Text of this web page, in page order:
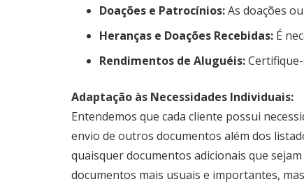
Doações e Patrocínios:As doações
Heranças e Doações Recebidas: É
Rendimentos de Aluguéis:
Adaptação às Necessidades Individuais:
Entendemos que cada cliente possui
envio de outros documentos além dos
quaisquer documentos adicionais que
documentos mais usuais e importantes,